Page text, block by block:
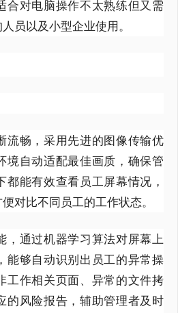
合对电脑操作不太熟练但又需
员以及小型企业使用。
流畅，采用先进的图像传输优
境自动适配最佳画质，确保管
都能有效查看员工屏幕情况，
对比不同员工的工作状态。
，通过机器学习算法对屏幕上
能够自动识别出员工的异常操
工作相关页面、异常的文件拷
的风险报告，辅助管理者及时